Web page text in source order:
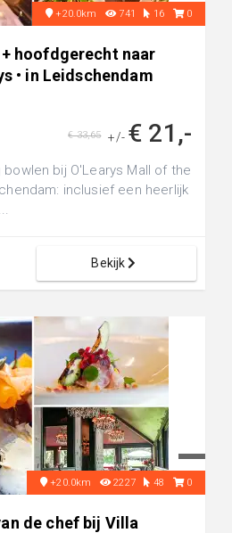
+20.0km 741 16 0
hoofdgerecht naar
• in Leidschendam
+/- € 21,-
€ 33,65
bij O'Learys Mall of the
inclusief een heerlijk
Bekijk
+20.0km 2227 48 0
de chef bij Villa